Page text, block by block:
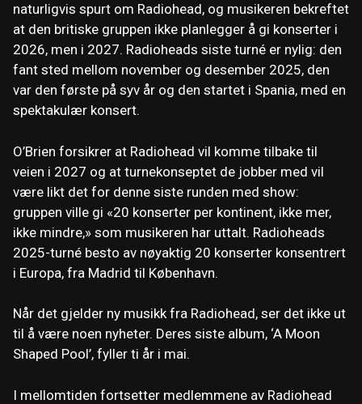
naturligvis spurt om Radiohead, og musikeren bekreftet
at den britiske gruppen ikke planlegger å gi konserter i
2026, men i 2027. Radioheads siste turné er nylig: den
fant sted mellom november og desember 2025, den
var den første på syv år og den startet i Spania, med en
spektakulær konsert.
O’Brien forsikrer at Radiohead vil komme tilbake til
veien i 2027 og at turnekonseptet de jobber med vil
være likt det for denne siste runden med show:
gruppen ville gi «20 konserter per kontinent, ikke mer,
ikke mindre,» som musikeren har uttalt. Radioheads
2025-turné besto av nøyaktig 20 konserter konsentrert
i Europa, fra Madrid til København.
Når det gjelder ny musikk fra Radiohead, ser det ikke ut
til å være noen nyheter. Deres siste album, ‘A Moon
Shaped Pool’, fyller ti år i mai.
I mellomtiden fortsetter medlemmene av Radiohead